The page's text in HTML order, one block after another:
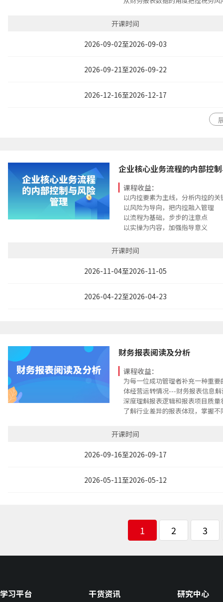
开课时间
2026-09-02至2026-09-03
2026-09-21至2026-09-22
2026-12-16至2026-12-17
企业核心业务流程的内部控
课程收益：
以内控要素为主线，分析内控的关
以风险为导向，把内控融入管理
以流程为基础，步步的注意点
以实操为内容，加强指导意义
开课时间
2026-11-04至2026-11-05
2026-04-22至2026-04-23
财务报表阅读及分析
课程收益：
为每一位成功管理者补充一种重
体经营运转情况---财务报表信息
深度理解报表逻辑和报表项目质量
了解行业差异的报表体现，掌握
了解非量化财务数据在整体财务
掌握灵活分析方法。
合理适度运用有效的财务信息分
率提升。
开课时间
2026-09-16至2026-09-17
2026-05-11至2026-05-12
1 2 3
学习平台 干货资讯 研究中心